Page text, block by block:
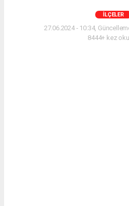
İLÇELER
27.06.2024 - 10:34,
8444+ kez